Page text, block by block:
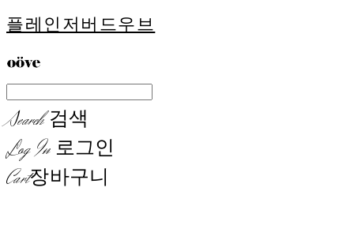
플레인저버드우브
Search검색
Log In 로그인
Cart장바구니